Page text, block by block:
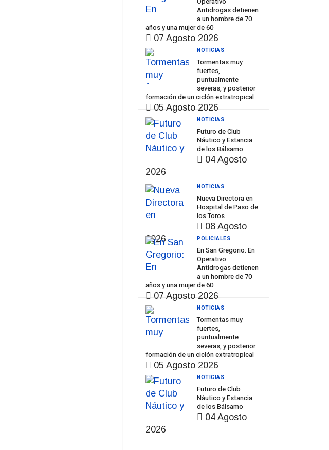
Antidrogas detienen
a un hombre de 70
años y una mujer de 60
07 Agosto 2026
Tormentas muy
fuertes,
puntualmente
severas, y posterior
formación de un ciclón extratropical
05 Agosto 2026
NOTICIAS
Futuro de Club
Náutico y Estancia
de los Bálsamo
04 Agosto
2026
NOTICIAS
Nueva Directora en
Hospital de Paso de
los Toros
08 Agosto
2026
NOTICIAS
En San Gregorio: En
Operativo
Antidrogas detienen
a un hombre de 70
años y una mujer de 60
07 Agosto 2026
POLICIALES
Tormentas muy
fuertes,
puntualmente
severas, y posterior
formación de un ciclón extratropical
05 Agosto 2026
NOTICIAS
Futuro de Club
Náutico y Estancia
de los Bálsamo
04 Agosto
2026
NOTICIAS